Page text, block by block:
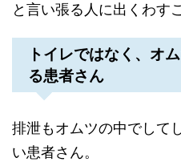
と言い張る人に出くわす
トイレではなく、オ
る患者さん
排泄もオムツの中でして
い患者さん。